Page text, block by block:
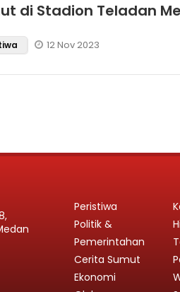
di Stadion Teladan
12 Nov 2023
Peristiwa
Politik &
Pemerintahan
Cerita Sumut
Ekonomi